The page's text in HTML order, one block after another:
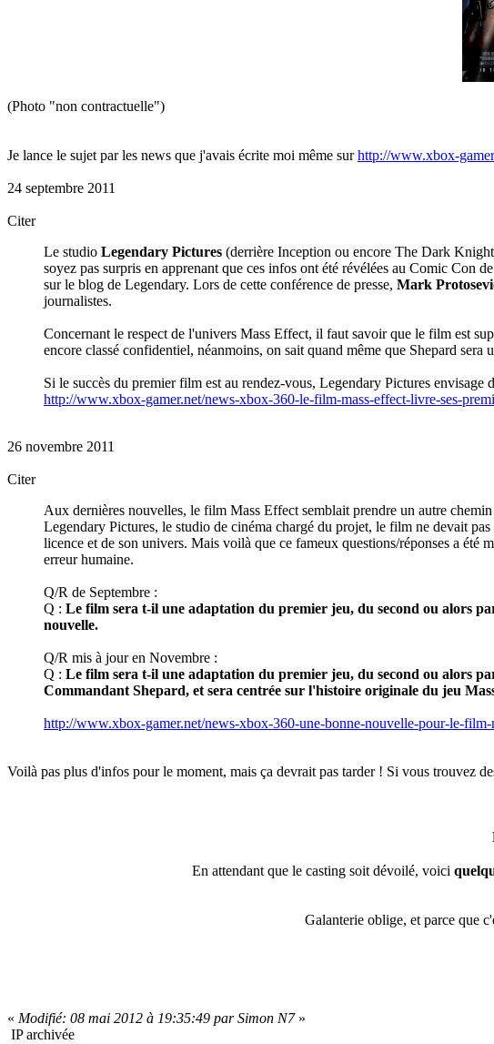
(Photo "non contractuelle")
Je lance le sujet par les news que j'avais écrite moi même surhttp://www.xbox-
24 septembre 2011
Citer
Le studio Legendary Pictures (derrière Inception ou encore The Dark
soyez pas surpris en apprenant que ces infos ont été révélées au Comic Con
sur le blog de Legendary. Lors de cette conférence de presse, Mark
journalistes.
Concernant le respect de l'univers Mass Effect, il faut savoir que le film est
encore classé confidentiel, néanmoins, on sait quand même que Shepard
Si le succès du premier film est au rendez-vous, Legendary Pictures envisage
http://www.xbox-gamer.net/news-xbox-360-le-film-mass-effect-livre-ses-
26 novembre 2011
Citer
Aux dernières nouvelles, le film Mass Effect semblait prendre un autre
Legendary Pictures, le studio de cinéma chargé du projet, le film ne devait
licence et de son univers. Mais voilà que ce fameux questions/réponses a
erreur humaine.
Q/R de Septembre :
Q : Le film sera t-il une adaptation du premier jeu, du second ou alors
nouvelle.
Q/R mis à jour en Novembre :
Q : Le film sera t-il une adaptation du premier jeu, du second ou alors
Commandant Shepard, et sera centrée sur l'histoire originale du jeu
http://www.xbox-gamer.net/news-xbox-360-une-bonne-nouvelle-pour-le-film-
Voilà pas plus d'infos pour le moment, mais ça devrait pas tarder ! Si vous trouvez
En attendant que le casting soit dévoilé, voici
Galanterie oblige, et parce que
« Modifié: 08 mai 2012 à 19:35:49 par Simon N7»
IP archivée